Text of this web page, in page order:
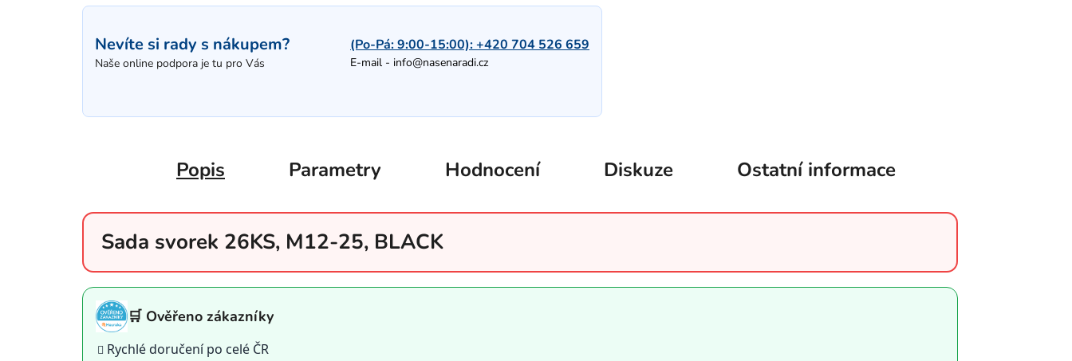
Nevíte si rady s nákupem?
Naše online podpora je tu pro Vás
(Po-Pá: 9:00-15:00):+420 704 526 659
E-mail - info@nasenaradi.cz
Popis Parametry Hodnocení Diskuze Ostatní informace
Sada svorek 26KS, M12-25, BLACK
🛒 Ověřeno zákazníky
Rychlé doručení po celé ČR